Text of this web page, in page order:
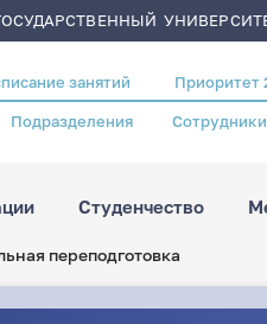
занятий Приоритет
Подразделения Сотрудники
Студенчество
переподготовка